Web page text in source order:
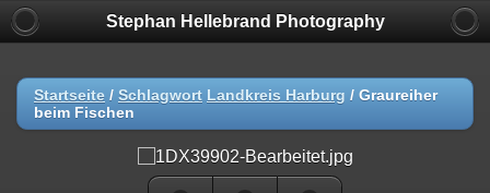
Stephan Hellebrand Photography
Startseite / Schlagwort Landkreis Harburg / Graureiher
beim Fischen